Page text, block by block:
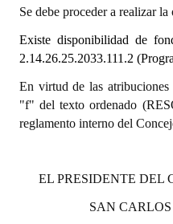
Informes de Unidad
Ejecución Presupuestaria
NORMATIVA
Declaraciones
Resoluciones
Se debe proceder a realizar
Existe disponibilidad de
2.14.26.25.2033.111.2
En virtud de las
"f" del texto ordenado
reglamento interno del
EL PRESIDENTE DEL
SAN